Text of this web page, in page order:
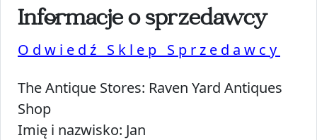
Informacje o sprzedawcy
Odwiedź Sklep Sprzedawcy
The Antique Stores: Raven Yard Antiques
Shop
Imię i nazwisko: Jan